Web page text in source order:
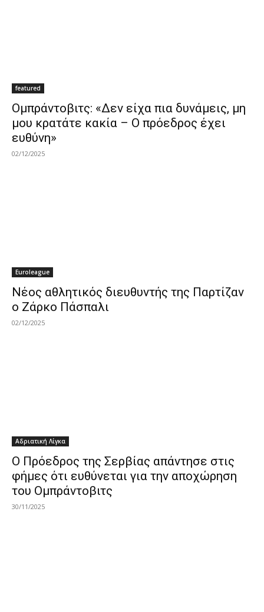
featured
Ομπράντοβιτς: «Δεν είχα πια δυνάμεις, μη
μου κρατάτε κακία – Ο πρόεδρος έχει
ευθύνη»
02/12/2025
Euroleague
Νέος αθλητικός διευθυντής της Παρτίζαν
ο Ζάρκο Πάσπαλι
02/12/2025
Αδριατική Λίγκα
Ο Πρόεδρος της Σερβίας απάντησε στις
φήμες ότι ευθύνεται για την αποχώρηση
του Ομπράντοβιτς
30/11/2025